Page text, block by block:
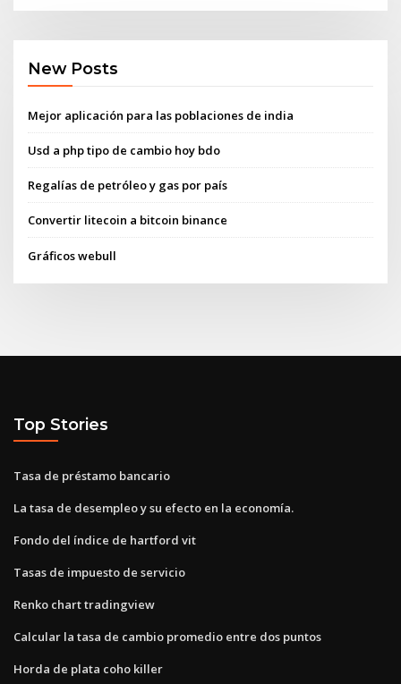
New Posts
Mejor aplicación para las poblaciones de india
Usd a php tipo de cambio hoy bdo
Regalías de petróleo y gas por país
Convertir litecoin a bitcoin binance
Gráficos webull
Top Stories
Tasa de préstamo bancario
La tasa de desempleo y su efecto en la economía.
Fondo del índice de hartford vit
Tasas de impuesto de servicio
Renko chart tradingview
Calcular la tasa de cambio promedio entre dos puntos
Horda de plata coho killer